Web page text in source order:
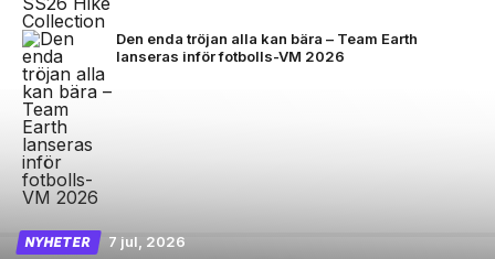
Den enda tröjan alla kan bära – Team Earth
lanseras inför fotbolls-VM 2026
NYHETER 7 jul, 2026